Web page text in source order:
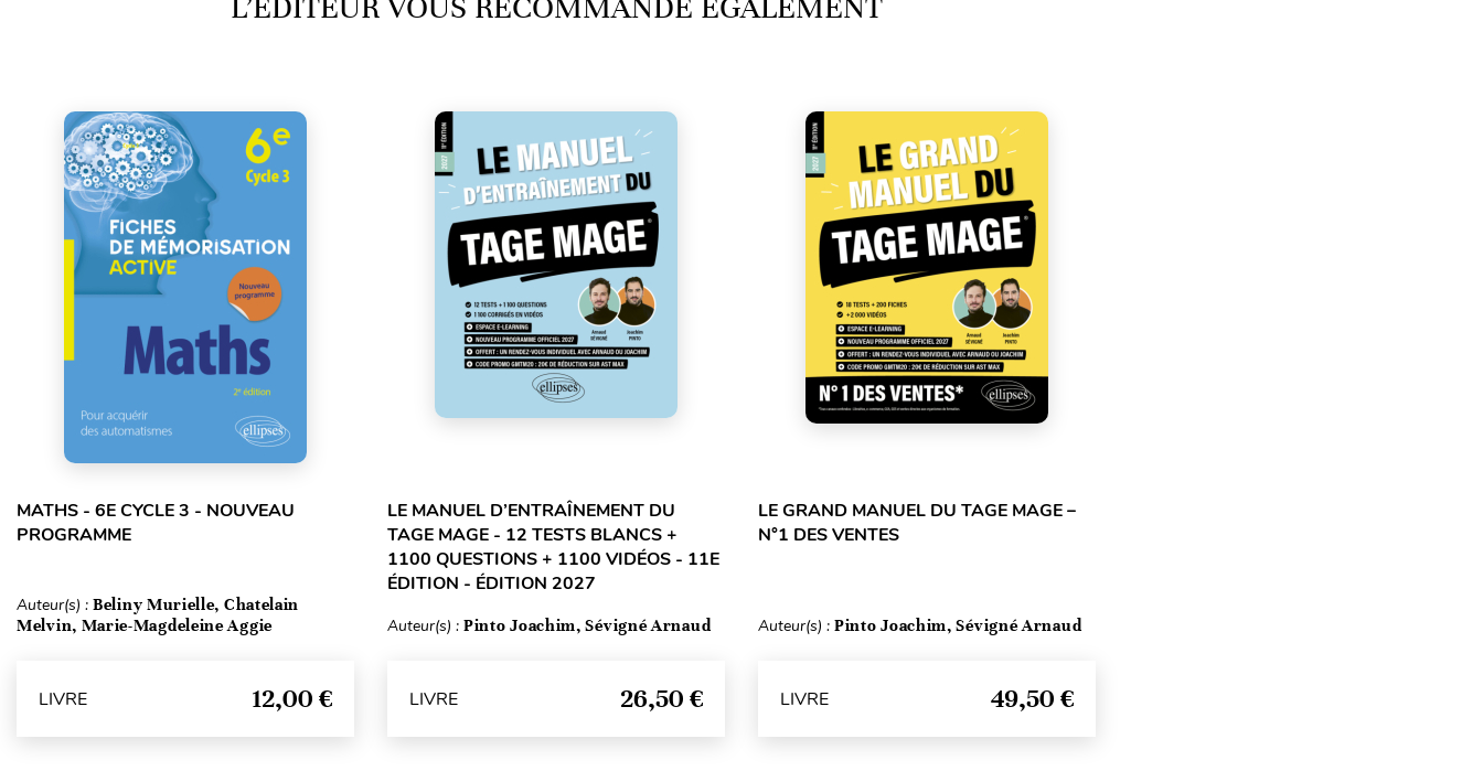
L’ÉDITEUR VOUS RECOMMANDE ÉGALEMENT
MATHS - 6E CYCLE 3 - NOUVEAU
PROGRAMME
Auteur(s) : Beliny Murielle, Chatelain
Melvin, Marie-Magdeleine Aggie
LIVRE 12,00 €
LE MANUEL D’ENTRAÎNEMENT DU
TAGE MAGE - 12 TESTS BLANCS +
1100 QUESTIONS + 1100 VIDÉOS - 11E
ÉDITION - ÉDITION 2027
Auteur(s) : Pinto Joachim, Sévigné Arnaud
LIVRE 26,50 €
LE GRAND MANUEL DU TAGE MAGE –
N°1 DES VENTES
Auteur(s) : Pinto Joachim, Sévigné Arnaud
LIVRE 49,50 €